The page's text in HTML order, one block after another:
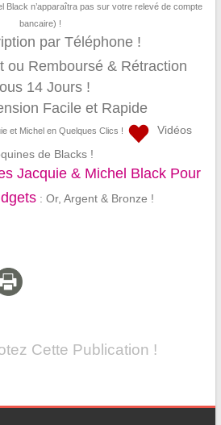
Black n’apparaîtra pas sur votre relevé de compte
bancaire) !
par Téléphone !
ou Remboursé & Rétraction
14 Jours !
Facile et Rapide
et Michel en Quelques Clics !
Vidéos
de Blacks !
Jacquie & Michel Black Pour
: Or, Argent & Bronze !
Cette Publication !